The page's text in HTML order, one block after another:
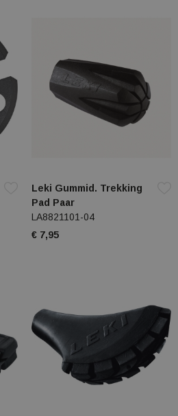
Leki Gummid. Trekking
Pad Paar
LA8821101-04
€ 7,95